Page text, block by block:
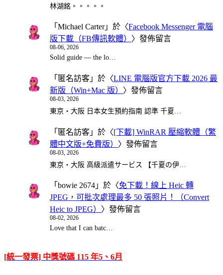
林湖銘。。。。。
「 Michael Carter」於〈Facebook Messenger 電腦
版下載（FB傳訊軟體） 〉發佈留言
08-06, 2026
Solid guide — the lo…
「 匿名訪客 」於〈LINE 電腦版官方下載 2026 最
新版（Win+Mac 版） 〉發佈留言
08-03, 2026
東京・大阪 日本女生預約指南 認準 千夏…
「 匿名訪客 」於〈[下載] WinRAR 壓縮軟體（繁
體中文版+免費版） 〉發佈留言
08-03, 2026
東京・大阪 高級派遣サービス 【千夏の伊…
「 bowie 2674 」於〈免下載！線上 Heic 轉
JPEG，可批次處理最多 50 張照片！（Convert
Heic to JPEG） 〉發佈留言
08-02, 2026
Love that I can batc…
[統一發票] 中獎號碼 115 年5、6月